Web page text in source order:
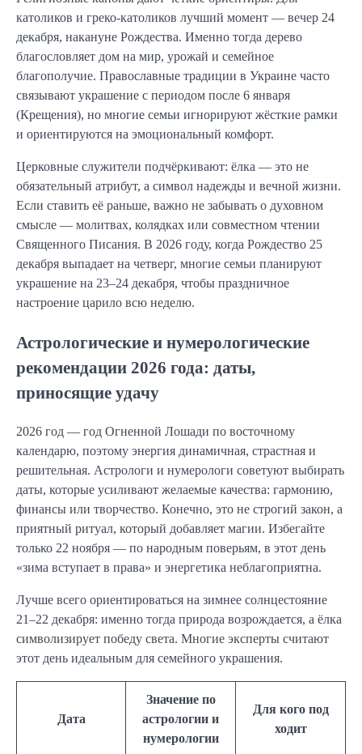
католиков и греко-католиков лучший момент — вечер 24
декабря, накануне Рождества. Именно тогда дерево
благословляет дом на мир, урожай и семейное
благополучие. Православные традиции в Украине часто
связывают украшение с периодом после 6 января
(Крещения), но многие семьи игнорируют жёсткие рамки
и ориентируются на эмоциональный комфорт.
Церковные служители подчёркивают: ёлка — это не
обязательный атрибут, а символ надежды и вечной жизни.
Если ставить её раньше, важно не забывать о духовном
смысле — молитвах, колядках или совместном чтении
Священного Писания. В 2026 году, когда Рождество 25
декабря выпадает на четверг, многие семьи планируют
украшение на 23–24 декабря, чтобы праздничное
настроение царило всю неделю.
Астрологические и нумерологические
рекомендации 2026 года: даты,
приносящие удачу
2026 год — год Огненной Лошади по восточному
календарю, поэтому энергия динамичная, страстная и
решительная. Астрологи и нумерологи советуют выбирать
даты, которые усиливают желаемые качества: гармонию,
финансы или творчество. Конечно, это не строгий закон, а
приятный ритуал, который добавляет магии. Избегайте
только 22 ноября — по народным поверьям, в этот день
«зима вступает в права» и энергетика неблагоприятна.
Лучше всего ориентироваться на зимнее солнцестояние
21–22 декабря: именно тогда природа возрождается, а ёлка
символизирует победу света. Многие эксперты считают
этот день идеальным для семейного украшения.
Дата
Значение по
астрологии и
нумерологии
Для кого под
ходит